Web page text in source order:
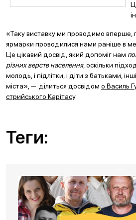
«Таку виставку ми проводимо вперше,
ярмарки проводилися нами раніше в
Це цікавий досвід, який допоміг нам
різних верств населення, оскільки
молодь, і підлітки, і діти з батьками,
міста», ─ ділиться досвідом о.Василь
стрийського Карітасу.
Теги: